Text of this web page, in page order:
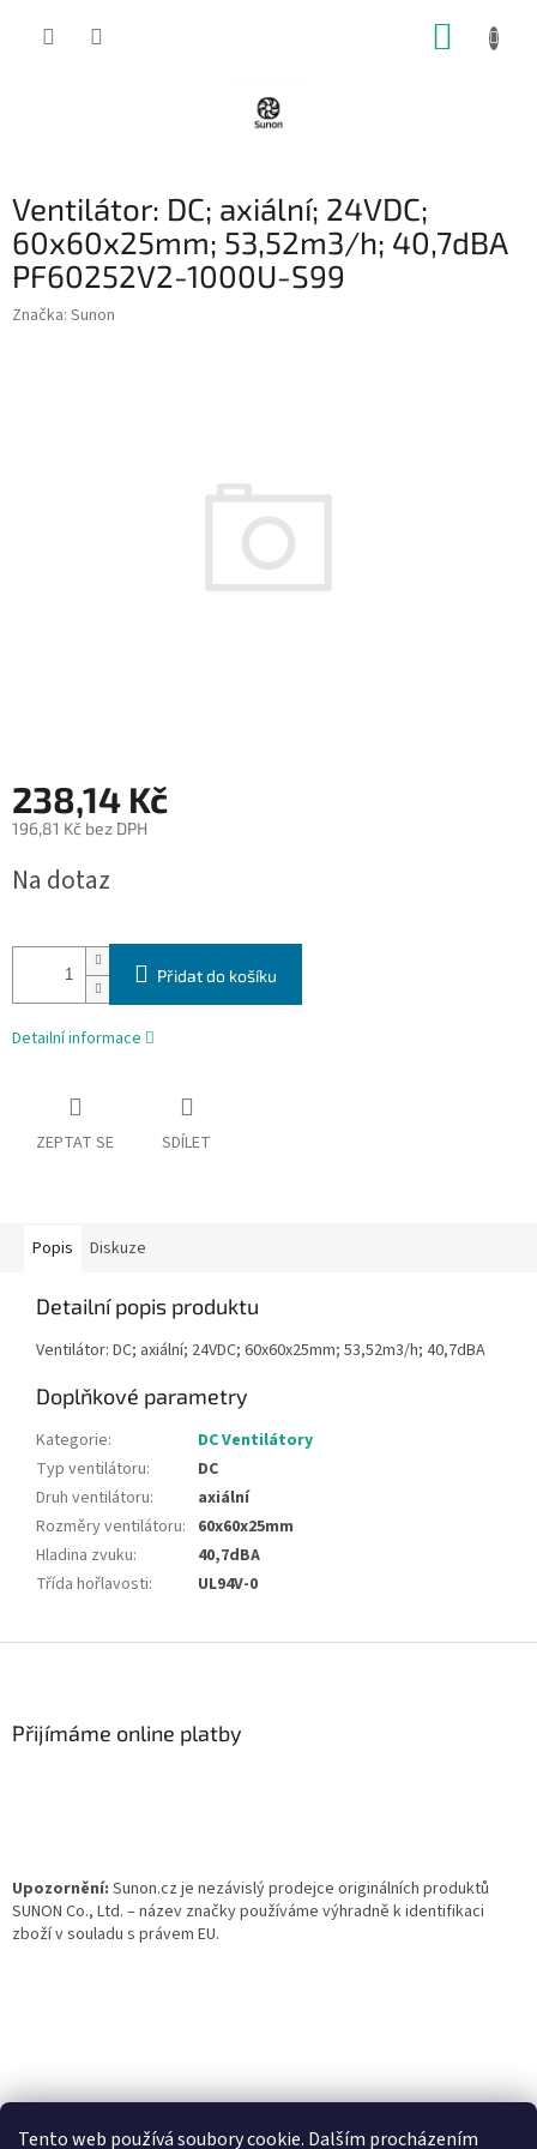
Tento web používá soubory cookie. Dalším procházením
Ventilátor: DC; axiální; 24VDC;
60x60x25mm; 53,52m3/h; 40,7dBA
PF60252V2-1000U-S99
Značka: Sunon
238,14 Kč
196,81 Kč bez DPH
cena:
Na dotaz
Přidat do košíku
Detailní informace
ZEPTAT SE SDÍLET
Popis Diskuze
Detailní popis produktu
Ventilátor: DC; axiální; 24VDC; 60x60x25mm; 53,52m3/h; 40,7dBA
Doplňkové parametry
Kategorie:
DC Ventilátory
Typ ventilátoru:
DC
Druh ventilátoru:
axiální
Rozměry ventilátoru: 60x60x25mm
Hladina zvuku:
40,7dBA
Třída hořlavosti: UL94V-0
Přijímáme online platby
Upozornění: Sunon.cz je nezávislý prodejce originálních produktů
SUNON Co., Ltd. – název značky používáme výhradně k identifikaci
zboží v souladu s právem EU.